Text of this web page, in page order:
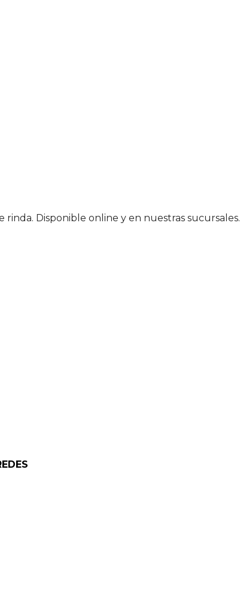
Disponible online y en nuestras sucursales.